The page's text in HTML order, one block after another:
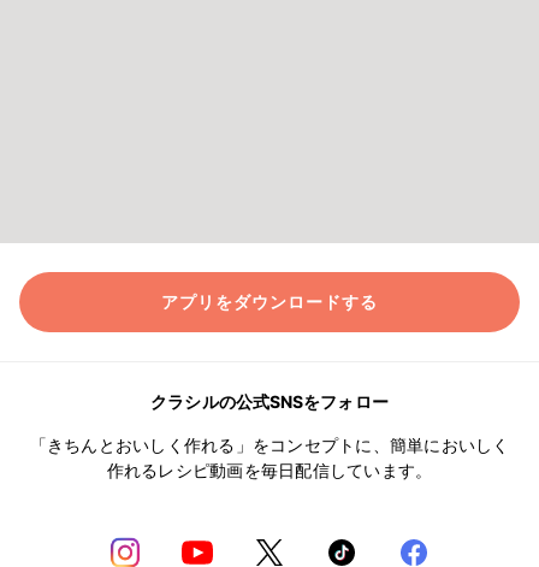
アプリをダウンロードする
クラシルの公式SNSをフォロー
「きちんとおいしく作れる」をコンセプトに、簡単においしく
作れるレシピ動画を毎日配信しています。